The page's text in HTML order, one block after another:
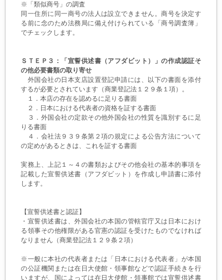
※「類似商号」の調査
同一住所に同一商号の法人は設立できません。商号を決定す
る前に念のため法務局に備え付けられている「商号調査簿」
でチェックします。
ＳＴＥＰ３：「宣誓供述書（アフダビット）」の作成認証そ
の他必要書類の取り寄せ
外国会社の日本支店設置登記申請には、以下の書面を添付
するが必要とされています（商業登記法１２９条１項）。
１．本店の存在を認めるに足りる書面
２．日本における代表者の資格を証する書面
３．外国会社の定款その他外国会社の性質を識別するに足
りる書面
４．会社法９３９条第２項の規定による公告方法について
の定めがあるときは、これを証する書面
実務上、上記１～４の書類およびその他会社の基本的事項を
記載した宣誓供述書（アフダビット）を作成し申請書に添付
します。
【宣誓供述書と認証】
・宣誓供述書は、外国会社の本国の管轄官庁又は日本におけ
る領事その他権限がある官憲の認証を受けたものでなければ
なりません（商業登記法１２９条２項）
※一般に本社の代表者または「日本における代表者」が本国
の公証機関または在日大使館・領事館などで認証手続きを行
いますが、国によっては在日大使館・領事館では宣誓供述書